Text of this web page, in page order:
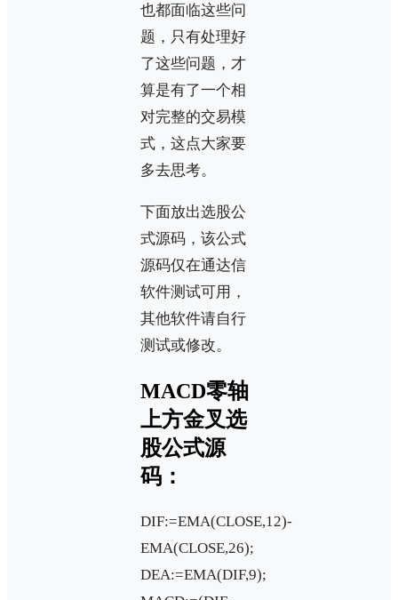
也都面临这些问
题，只有处理好
了这些问题，才
算是有了一个相
对完整的交易模
式，这点大家要
多去思考。
下面放出选股公
式源码，该公式
源码仅在通达信
软件测试可用，
其他软件请自行
测试或修改。
MACD零轴
上方金叉选
股公式源
码：
DIF:=EMA(CLOSE,12)-
EMA(CLOSE,26);
DEA:=EMA(DIF,9);